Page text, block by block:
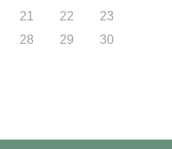
21 22
23
28 29
30